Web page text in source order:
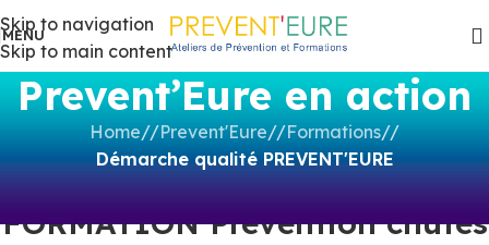
Skip to navigation
Skip to main content
MENU
Prevent’Eure en action
Home/ Prevent'Eure/ Formations/
Démarche qualité PREVENT'EURE
FORMATION Prévention chutes